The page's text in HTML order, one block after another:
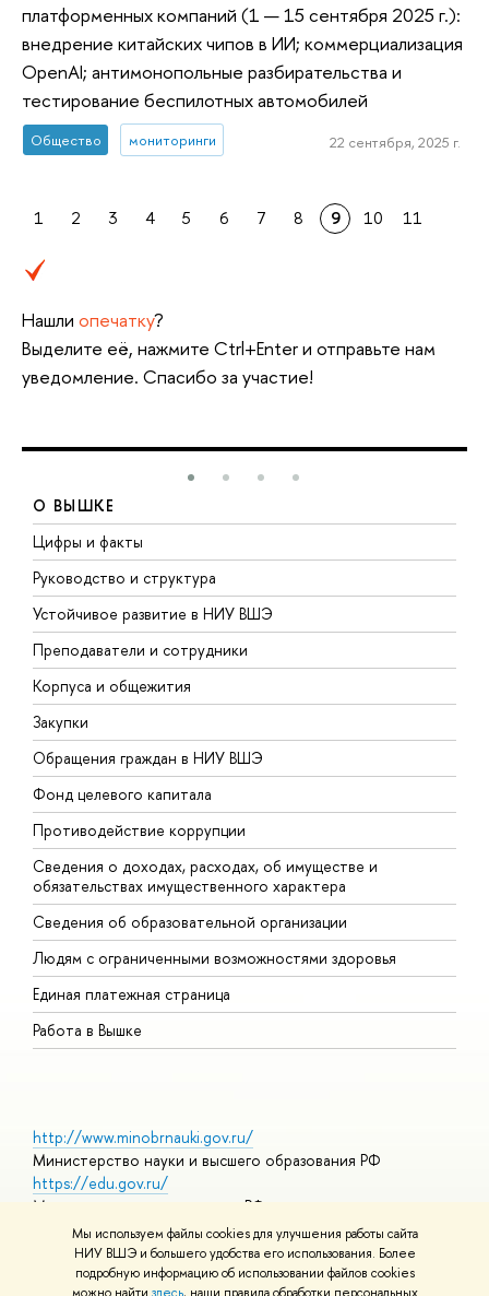
Мы используем файлы cookies для улучшения работы сайта
НИУ ВШЭ и большего удобства его использования. Более
подробную информацию об использовании файлов cookies
платформенных компаний (1 — 15 сентября 2025 г.):
внедрение китайских чипов в ИИ; коммерциализация
OpenAI; антимонопольные разбирательства и
тестирование беспилотных автомобилей
Общество мониторинги 22 сентября, 2025 г.
1 2 3 4 5 6 7 8 9 10 11
Нашли опечатку?
Выделите её, нажмите Ctrl+Enter и отправьте нам
уведомление. Спасибо за участие!
О ВЫШКЕ
Цифры и факты
Руководство и структура
Устойчивое развитие в НИУ ВШЭ
Преподаватели и сотрудники
Корпуса и общежития
Закупки
Обращения граждан в НИУ ВШЭ
Фонд целевого капитала
Противодействие коррупции
Сведения о доходах, расходах, об имуществе и
обязательствах имущественного характера
Сведения об образовательной организации
Людям с ограниченными возможностями здоровья
Единая платежная страница
Работа в Вышке
http://www.minobrnauki.gov.ru/
Министерство науки и высшего образования РФ
https://edu.gov.ru/
Министерство просвещения РФ
https://elearning.hse.ru/mooc
Массовые открытые онлайн-курсы